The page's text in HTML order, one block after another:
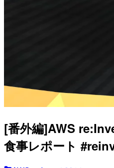
[番外編]AWS
食事レポート